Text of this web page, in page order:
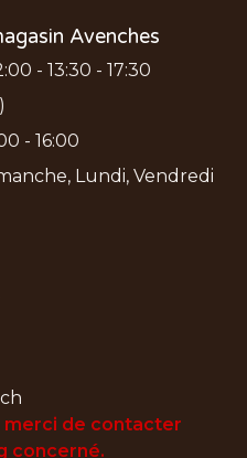
Avenches
- 13:30 - 17:30
- 16:00
Lundi, Vendredi
merci de contacter
concerné.